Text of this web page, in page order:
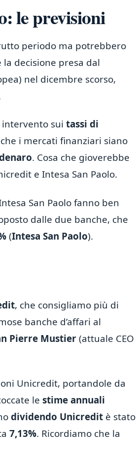
le previsioni
periodo ma potrebbero
decisione presa dal
nel dicembre scorso,
intervento sui tassi di
i mercati finanziari siano
. Cosa che gioverebbe
e Intesa San Paolo.
San Paolo fanno ben
dalle due banche, che
(Intesa San Paolo).
, che consigliamo più di
banche d’affari al
Pierre Mustier (attuale CEO
Unicredit, portandole da
le stime annuali
dividendo Unicredit è stato
7,13%. Ricordiamo che la